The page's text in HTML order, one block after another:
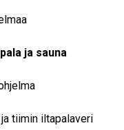
ja sauna
tiimin iltapalaveri